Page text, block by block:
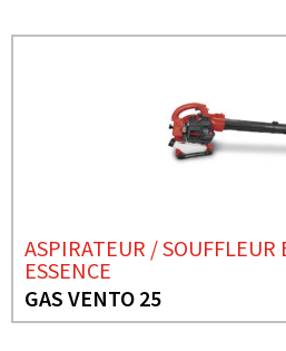
ASPIRATEUR / SOUFFLEUR
ESSENCE
GAS VENTO 25